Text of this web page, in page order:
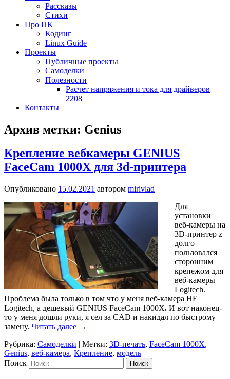
Рассказы
Стихи
Про ПК
Кодинг
Linux Guide
Проекты
Публичные проекты
Самоделки
Полезности
Расчет напряжения и тока для драйверов
2208
Контакты
Архив метки: Genius
Крепление вебкамеры GENIUS
FaceCam 1000X для 3d-принтера
Опубликовано 15.02.2021 автором mirivlad
Для
установки
веб-камеры на
3D-принтер z
долго
пользовался
сторонним
крепежом для
веб-камеры
Logitech.
Проблема была только в том что у меня веб-камера НЕ
Logitech, а дешевый GENIUS FaceCam 1000X. И вот наконец-
то у меня дошли руки, я сел за CAD и накидал по быстрому
замену. Читать далее →
Рубрика: Самоделки | Метки: 3D-печать, FaceCam 1000X,
Genius, веб-камера, Крепление, модель
Поиск